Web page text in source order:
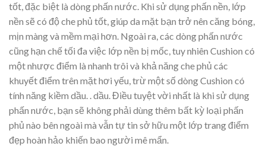
tốt, đặc biệt là dòng phấn nước. Khi sử dụng phấn nền, lớp
nền sẽ có độ che phủ tốt, giúp da mặt bạn trở nên căng bóng,
mịn màng và mềm mại hơn. Ngoài ra, các dòng phấn nước
cũng hạn chế tối đa việc lớp nền bị mốc, tuy nhiên Cushion có
một nhược điểm là nhanh trôi và khả năng che phủ các
khuyết điểm trên mặt hơi yếu, trừ một số dòng Cushion có
tính năng kiềm dầu. . dầu. Điều tuyệt vời nhất là khi sử dụng
phấn nước, bạn sẽ không phải dùng thêm bất kỳ loại phấn
phủ nào bên ngoài mà vẫn tự tin sở hữu một lớp trang điểm
đẹp hoàn hảo khiến bao người mê mẩn.